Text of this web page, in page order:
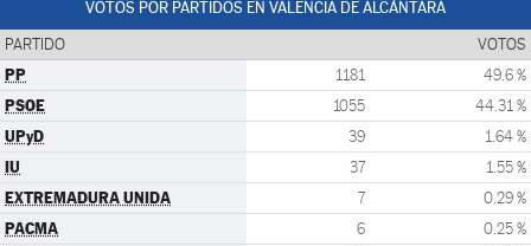
VOTOS POR PARTIDOS EN VALENCIA DE ALCÁNTARA
PARTIDO VOTOS
PP 1181 49.6 %
PSOE 1055 44.31 %
UPyD 39 1.64 %
IU 37 1.55 %
EXTREMADURA UNIDA 7 0.29 %
PACMA 6 0.25 %